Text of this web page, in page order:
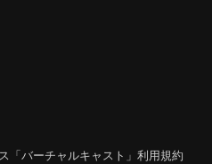
「バーチャルキャスト」利用規約